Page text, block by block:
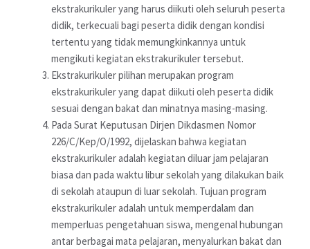
ekstrakurikuler yang harus diikuti oleh seluruh peserta
didik, terkecuali bagi peserta didik dengan kondisi
tertentu yang tidak memungkinkannya untuk
mengikuti kegiatan ekstrakurikuler tersebut.
Ekstrakurikuler pilihan merupakan program
ekstrakurikuler yang dapat diikuti oleh peserta didik
sesuai dengan bakat dan minatnya masing-masing.
Pada Surat Keputusan Dirjen Dikdasmen Nomor
226/C/Kep/O/1992, dijelaskan bahwa kegiatan
ekstrakurikuler adalah kegiatan diluar jam pelajaran
biasa dan pada waktu libur sekolah yang dilakukan baik
di sekolah ataupun di luar sekolah. Tujuan program
ekstrakurikuler adalah untuk memperdalam dan
memperluas pengetahuan siswa, mengenal hubungan
antar berbagai mata pelajaran, menyalurkan bakat dan